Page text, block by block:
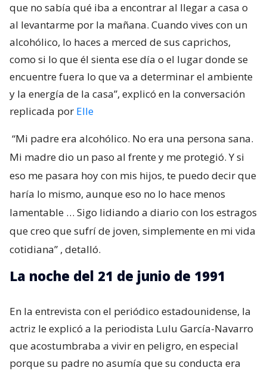
que no sabía qué iba a encontrar al llegar a casa o
al levantarme por la mañana. Cuando vives con un
alcohólico, lo haces a merced de sus caprichos,
como si lo que él sienta ese día o el lugar donde se
encuentre fuera lo que va a determinar el ambiente
y la energía de la casa”, explicó en la conversación
replicada por Elle
“Mi padre era alcohólico. No era una persona sana.
Mi madre dio un paso al frente y me protegió. Y si
eso me pasara hoy con mis hijos, te puedo decir que
haría lo mismo, aunque eso no lo hace menos
lamentable … Sigo lidiando a diario con los estragos
que creo que sufrí de joven, simplemente en mi vida
cotidiana” , detalló.
La noche del 21 de junio de 1991
En la entrevista con el periódico estadounidense, la
actriz le explicó a la periodista Lulu García-Navarro
que acostumbraba a vivir en peligro, en especial
porque su padre no asumía que su conducta era